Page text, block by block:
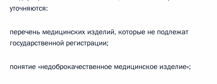
уточняются:
перечень медицинских изделий, которые не подлежат
государственной регистрации;
понятие «недоброкачественное медицинское изделие»;